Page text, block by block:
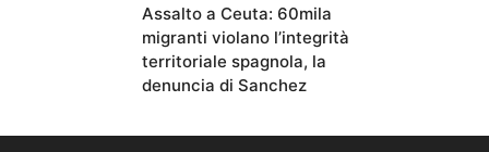
Assalto a Ceuta: 60mila
migranti violano l’integrità
territoriale spagnola, la
denuncia di Sanchez